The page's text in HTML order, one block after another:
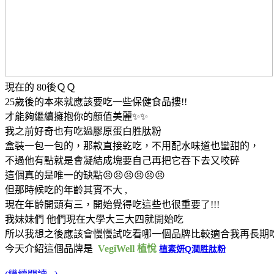
現在的 80後ＱＱ
25歲後的本來就應該要吃一些保健食品摟!!
才能夠繼續擁抱你的顏值美麗✨✨
我之前好奇也有吃過膠原蛋白胜肽粉
盒裝一包一包的，那款直接乾吃，不用配水味道也蠻甜的，
不過他有點就是會凝結成塊要自己再把它吞下去又咬碎
這個真的是唯一的缺點😣😣😣😣😣😣
但那時候吃的年齡其實不大 ,
現在年齡開頭有三，開始覺得吃這些也很重要了!!!
我妹妹們 他們現在大學大三大四就開始吃
所以我想之後應該會慢慢試吃看哪一個品牌比較適合我再長期
今天介紹這個品牌是 VegiWell 植悅 植素妍Q潤胜肽粉